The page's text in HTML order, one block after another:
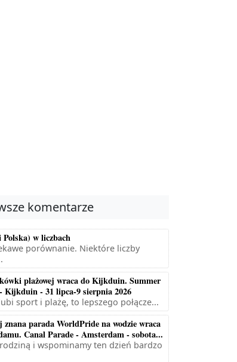
komentarze
w liczbach
porównanie. Niektóre liczby
plażowej wraca do Kijkduin. Summer
Kijkduin - 31 lipca-9 sierpnia 2026
sport i plażę, to lepszego połącze...
znana parada WorldPride na wodzie wraca
Canal Parade - Amsterdam - sobota...
i wspominamy ten dzień bardzo